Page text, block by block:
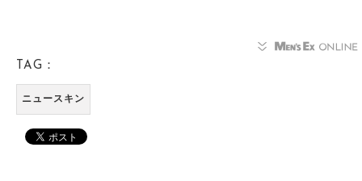
TAG：
ニュースキン